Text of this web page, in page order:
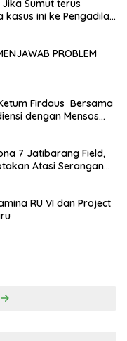
Jika Sumut terus
kasus ini ke Pengadilan
PROBLEM
Firdaus Bersama
dengan Mensos
7 Jatibarang Field,
Atasi Serangan
RU VI dan Project